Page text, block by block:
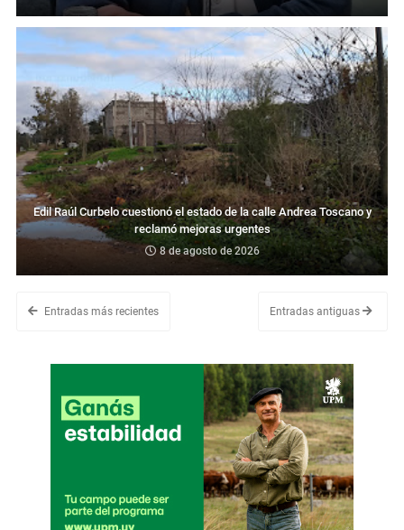
Edil Raúl Curbelo cuestionó el estado de la calle Andrea Toscano y
reclamó mejoras urgentes
8 de agosto de 2026
Entradas más recientes Entradas antiguas